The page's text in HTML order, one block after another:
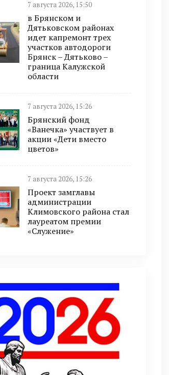
7 августа 2026, 15:50
в Брянском и
Дятьковском районах
идет капремонт трех
участков автодороги
Брянск – Дятьково –
граница Калужской
области
7 августа 2026, 15:26
Брянский фонд
«Ванечка» участвует в
акции «Дети вместо
цветов»
7 августа 2026, 15:26
Проект замглавы
администрации
Климовского района стал
лауреатом премии
«Служение»